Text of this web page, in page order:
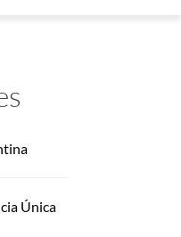
Única